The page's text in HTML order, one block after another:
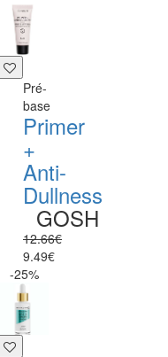
Pré-
base
Primer
+
Anti-
Dullness
GOSH
12.66€
9.49€
-25%